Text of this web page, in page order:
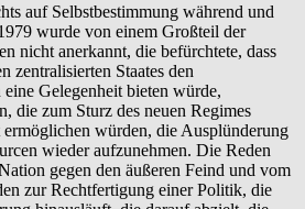
auf Selbstbestimmung während und
wurde von einem Großteil der
nicht anerkannt, die befürchtete, dass
zentralisierten Staates den
Gelegenheit bieten würde,
die zum Sturz des neuen Regimes
würden, die Ausplünderung
wieder aufzunehmen. Die Reden
gegen den äußeren Feind und vom
zur Rechtfertigung einer Politik, die